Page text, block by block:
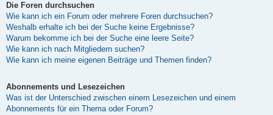
Die Foren durchsuchen
Wie kann ich ein Forum oder mehrere Foren durchsuchen?
Weshalb erhalte ich bei der Suche keine Ergebnisse?
Warum bekomme ich bei der Suche eine leere Seite?
Wie kann ich nach Mitgliedern suchen?
Wie kann ich meine eigenen Beiträge und Themen finden?
Abonnements und Lesezeichen
Was ist der Unterschied zwischen einem Lesezeichen und einem
Abonnements für ein Thema oder Forum?